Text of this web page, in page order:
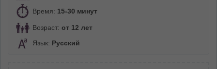
Время: 15-30 минут
Возраст: от 12 лет
Язык: Русский